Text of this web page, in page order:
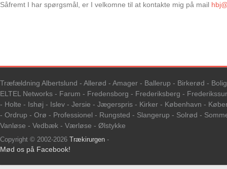
Såfremt I har spørgsmål, er I velkomne til at kontakte mig på mail
Træfældning Albertslund - Allerød - Amager - Ballerup - Birkerød -
ELTEL Networks - Farum - Fredensborg - Frederiksberg -
- Holte - Ishøj - Islev - Jersie - Jægerspris - Kirker - København -
- Ordrup - Orø - Professionel - Rungsted - Slangerup - Solrød -
Vanløse - Vedbæk - Værløse - Ølstykke
Copyright © 2002-2026 Trækirurgen -
Mød os på Facebook!